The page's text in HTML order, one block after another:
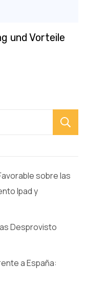
und Vorteile
sobre las
Ipad y
Desprovisto
a España: